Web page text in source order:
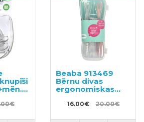
Beaba 913469
Bērnu divas
ergonomiskas
16.00€ 20.00€